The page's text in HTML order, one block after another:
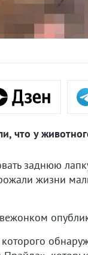
что у
заднюю
жизни
которого